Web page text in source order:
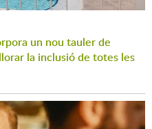
un nou tauler de
la inclusió de totes les